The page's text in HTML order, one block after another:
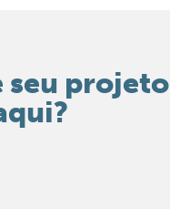
seu projeto